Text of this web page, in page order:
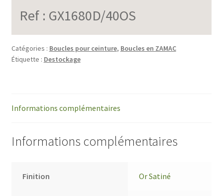
Ref : GX1680D/40OS
Catégories : Boucles pour ceinture, Boucles en ZAMAC
Étiquette : Destockage
Informations complémentaires
Informations complémentaires
Finition Or Satiné